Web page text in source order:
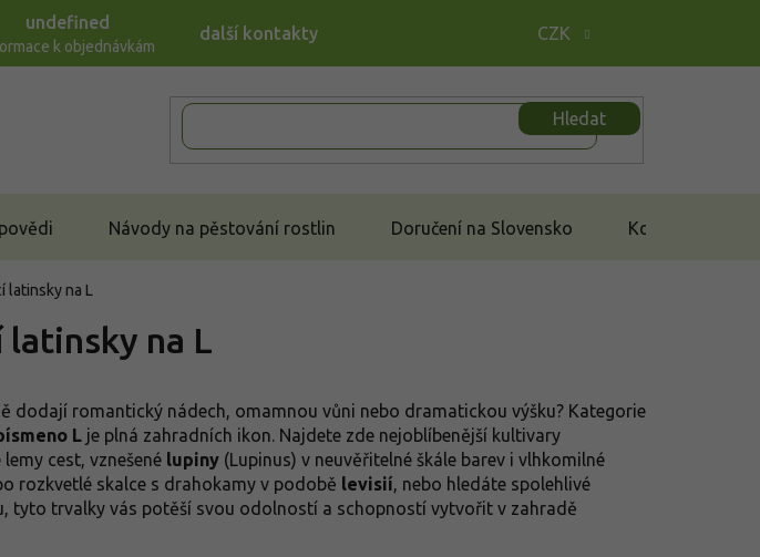
CZK
undefined
k objednávkám
další kontakty
Hledat
Návody na pěstování rostlin Doručení na Slovensko Kontakt
latinsky na L
na L
dodají romantický nádech, omamnou vůni nebo dramatickou výšku? Kategorie
L je plná zahradních ikon. Najdete zde nejoblíbenější kultivary
cest, vznešené lupiny (Lupinus) v neuvěřitelné škále barev i vlhkomilné
rozkvetlé skalce s drahokamy v podobě levisií, nebo hledáte spolehlivé
tyto trvalky vás potěší svou odolností a schopností vytvořit v zahradě